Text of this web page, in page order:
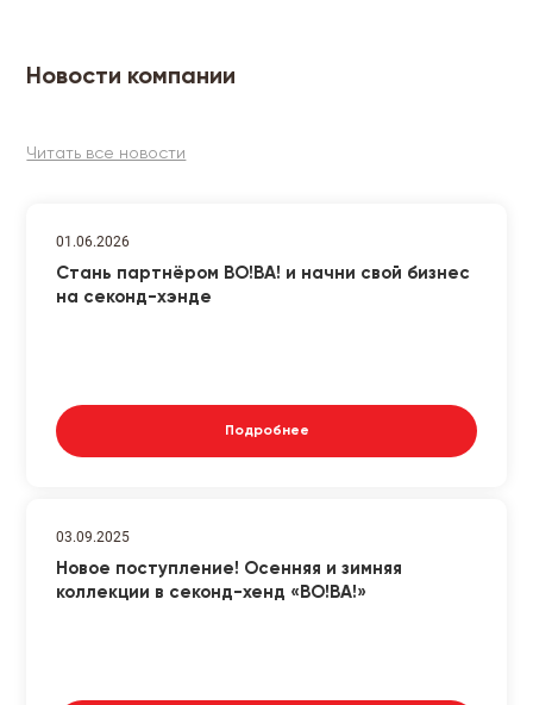
Новости компании
Читать все новости
01.06.2026
Стань партнёром ВО!ВА! и начни свой бизнес
на секонд-хэнде
Подробнее
03.09.2025
Новое поступление! Осенняя и зимняя
коллекции в секонд-хенд «ВО!ВА!»